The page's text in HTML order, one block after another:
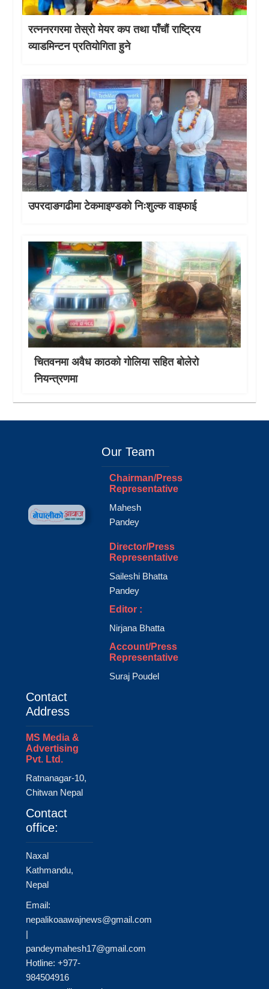
रत्ननरगरमा तेस्राे मेयर कप तथा पाँचौं राष्ट्रिय
व्याडमिन्टन प्रतियोगिता हुने
उपरदाङगढीमा टेकमाइण्डको निःशुल्क वाइफाई
चितवनमा अवैध काठको गोलिया सहित बोलेरो
नियन्त्रणमा
Our Team
Chairman/Press
Representative
Mahesh
Pandey
Director/Press
Representative
Saileshi Bhatta
Pandey
Editor :
Nirjana Bhatta
Account/Press
Representative
Suraj Poudel
Contact
Address
MS Media &
Advertising
Pvt. Ltd.
Ratnanagar-10,
Chitwan Nepal
Contact
office:
Naxal
Kathmandu,
Nepal
Email:
nepalikoaawajnews@gmail.com
|
pandeymahesh17@gmail.com
Hotline: +977-
984504916